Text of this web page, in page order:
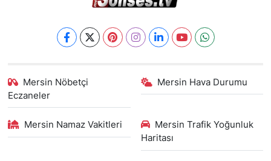
Mersin Nöbetçi
Eczaneler
Mersin Hava Durumu
Mersin Namaz Vakitleri
Mersin Trafik Yoğunluk
Haritası